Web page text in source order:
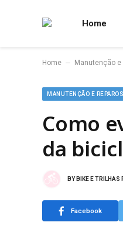
Home
Home – Manutenção e
MANUTENÇÃO E REPAROS
Como
da
BY BIKE E TRILHAS
Facebook